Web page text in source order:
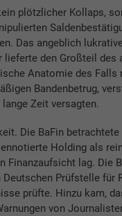
plötzlicher Kollaps,
Das angeblich
lieferte den Großteil
Anatomie des
Bandenbetrug,
Zeit versagten.
Die BaFin
Holding als
Finanzaufsicht lag. Die
Prüfstelle für
prüfte. Hinzu kam,
von